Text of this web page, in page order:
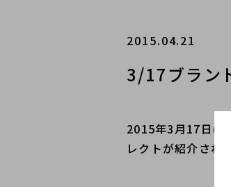
2015.04.21
3/17ブラン
2015年3月17日(
レクトが紹介され